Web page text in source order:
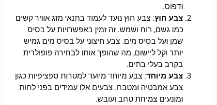
ודפוס.
צבע חוץ: צבע חוץ נועד לעמוד בתנאי מזג אוויר קשים
כמו גשם, רוח ושמש. זה זמין באפשרויות על בסיס
שמן ועל בסיס מים. צבע חיצוני על בסיס מים גמיש
יותר וקל ליישום, מה שהופך אותו לבחירה פופולרית
בקרב בעלי בתים.
צבע מיוחד: צבע מיוחד מיועד למטרות ספציפיות כגון
צבע אמבטיה ומטבח. צבעים אלו עמידים בפני לחות
ומונעים צמיחת טחב ועובש.